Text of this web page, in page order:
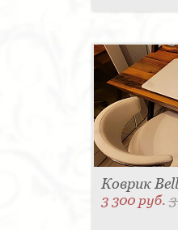
Коврик
3 300 руб.